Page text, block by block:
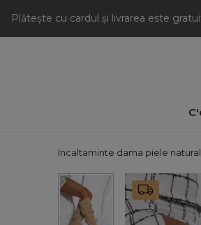
Plătește cu cardul și livrarea este
Incaltaminte dama piele